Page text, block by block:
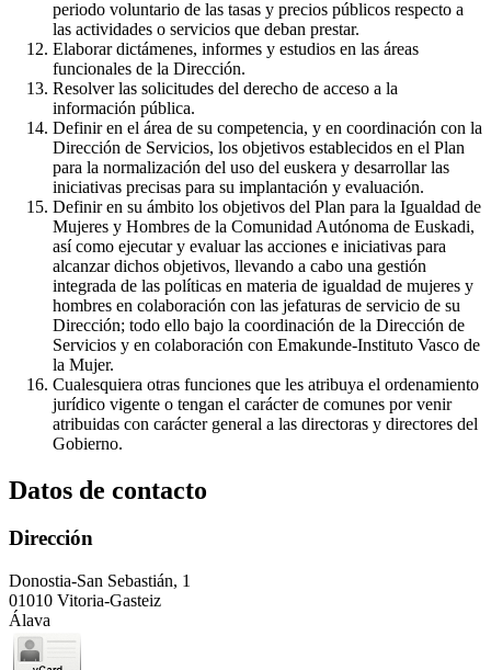
periodo voluntario de las tasas y precios públicos respecto a
las actividades o servicios que deban prestar.
Elaborar dictámenes, informes y estudios en las áreas
funcionales de la Dirección.
Resolver las solicitudes del derecho de acceso a la
información pública.
Definir en el área de su competencia, y en coordinación con la
Dirección de Servicios, los objetivos establecidos en el Plan
para la normalización del uso del euskera y desarrollar las
iniciativas precisas para su implantación y evaluación.
Definir en su ámbito los objetivos del Plan para la Igualdad de
Mujeres y Hombres de la Comunidad Autónoma de Euskadi,
así como ejecutar y evaluar las acciones e iniciativas para
alcanzar dichos objetivos, llevando a cabo una gestión
integrada de las políticas en materia de igualdad de mujeres y
hombres en colaboración con las jefaturas de servicio de su
Dirección; todo ello bajo la coordinación de la Dirección de
Servicios y en colaboración con Emakunde-Instituto Vasco de
la Mujer.
Cualesquiera otras funciones que les atribuya el ordenamiento
jurídico vigente o tengan el carácter de comunes por venir
atribuidas con carácter general a las directoras y directores del
Gobierno.
Datos de contacto
Dirección
Donostia-San Sebastián, 1
01010 Vitoria-Gasteiz
Álava